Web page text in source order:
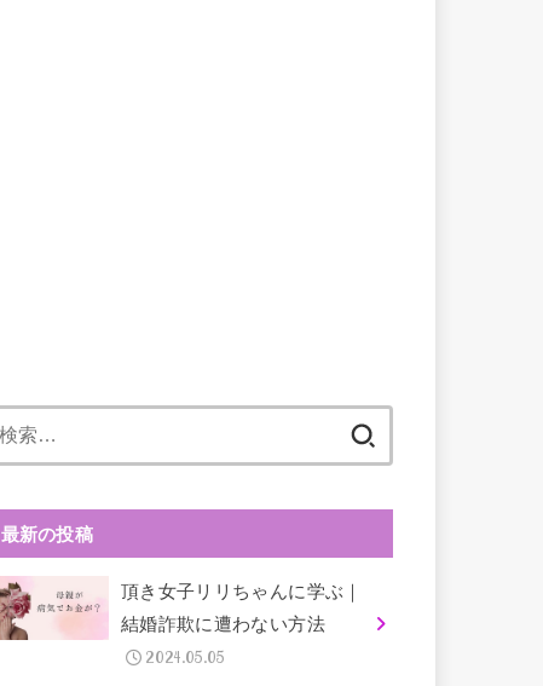
最新の投稿
頂き女子リリちゃんに学ぶ｜
結婚詐欺に遭わない方法
2024.05.05